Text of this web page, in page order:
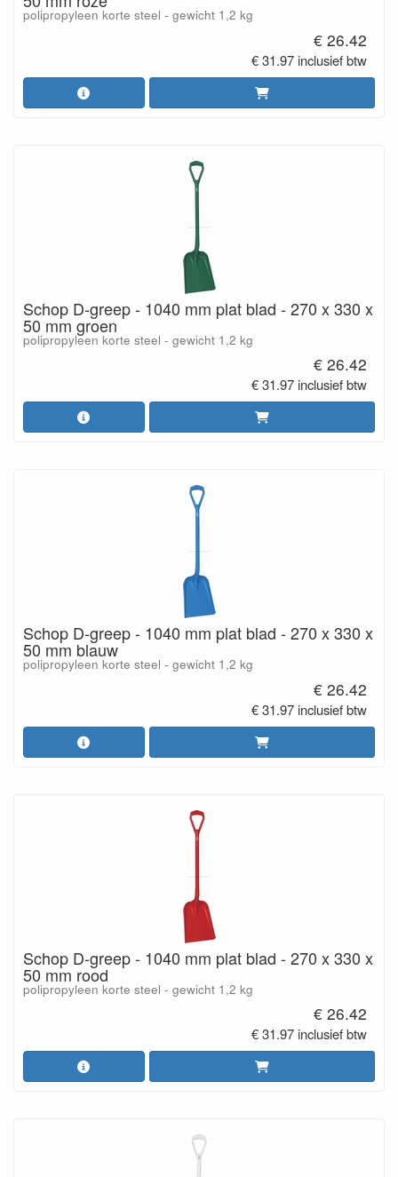
polipropyleen korte steel - gewicht 1,2 kg
€ 26.42
€ 31.97 inclusief btw
Schop D-greep - 1040 mm plat blad - 270 x 330 x
50 mm groen
polipropyleen korte steel - gewicht 1,2 kg
€ 26.42
€ 31.97 inclusief btw
Schop D-greep - 1040 mm plat blad - 270 x 330 x
50 mm blauw
polipropyleen korte steel - gewicht 1,2 kg
€ 26.42
€ 31.97 inclusief btw
Schop D-greep - 1040 mm plat blad - 270 x 330 x
50 mm rood
polipropyleen korte steel - gewicht 1,2 kg
€ 26.42
€ 31.97 inclusief btw